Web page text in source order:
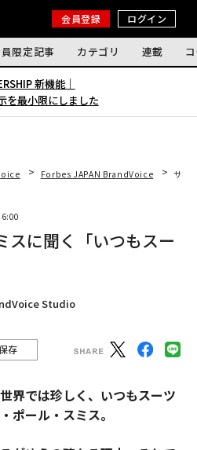
会員登録 ログイン
限定記事 カテゴリ 連載
新機能｜
を最小限にしました
Forbes JAPAN BrandVoice サー
スに聞く「いつもスー
Studio
存
界では珍しく、いつもスーツ
ポール・スミス。